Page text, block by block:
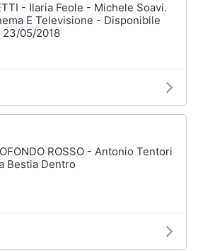
- Ilaria Feole - Michele Soavi.
E Televisione - Disponibile
23/05/2018
ROSSO - Antonio Tentori
Bestia Dentro